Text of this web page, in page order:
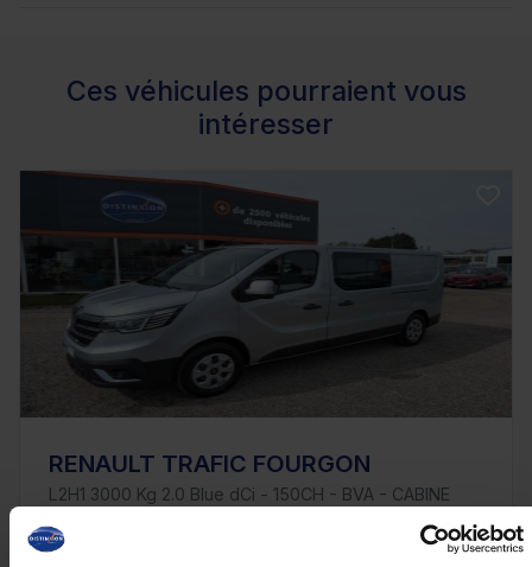
Ces véhicules pourraient vous
intéresser
RENAULT TRAFIC FOURGON
L2H1 3000 Kg 2.0 Blue dCi - 150CH - BVA - CABINE
10 km - 2025 - Diesel - Boîte auto